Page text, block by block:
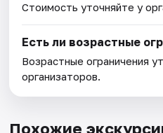
Стоимость уточняйте у
Есть ли возрастные
Возрастные ограничения
организаторов.
Похожие